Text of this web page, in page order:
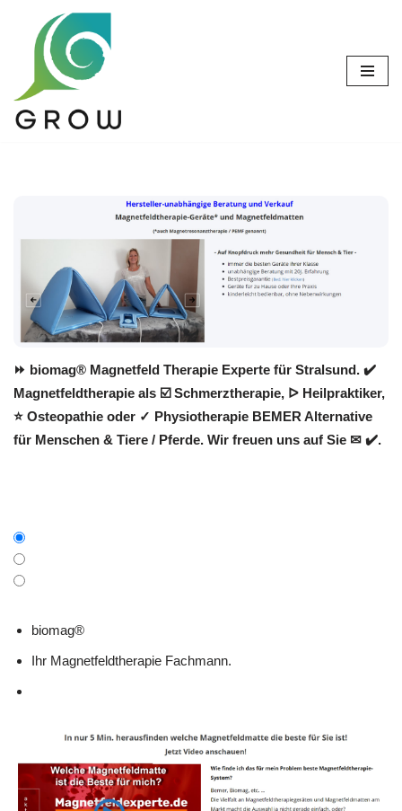
Zum
springen
⏩ biomag® Magnetfeld Therapie Experte für Stralsund. ✔️
Magnetfeldtherapie als ☑️ Schmerztherapie, ᐅ Heilpraktiker,
⭐ Osteopathie oder ✓ Physiotherapie BEMER Alternative
für Menschen & Tiere / Pferde. Wir freuen uns auf Sie ✉ ✔️.
biomag®
Ihr Magnetfeldtherapie Fachmann.